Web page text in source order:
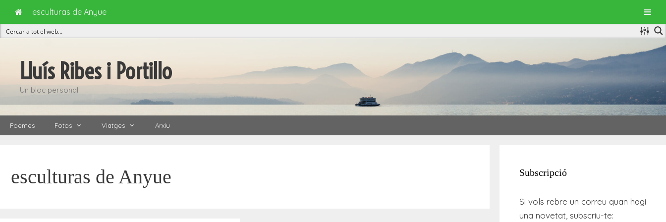
Lluís Ribes i Portillo
Un bloc personal
Poemes Fotos Viatges Arxiu
esculturas de Anyue Subscripció
Si vols rebre un correu quan hagi
una novetat, subscriu-te:
esculturas de Anyue